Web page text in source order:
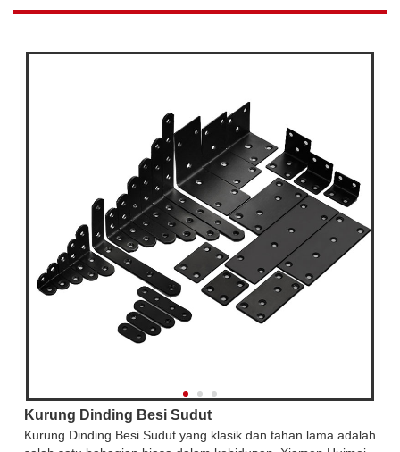
Kurung Dinding Besi Sudut
Kurung Dinding Besi Sudut yang klasik dan tahan lama adalah